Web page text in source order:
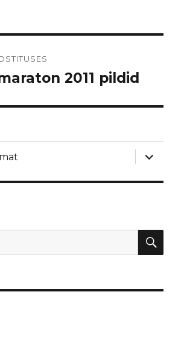
2011 pildid
laienda